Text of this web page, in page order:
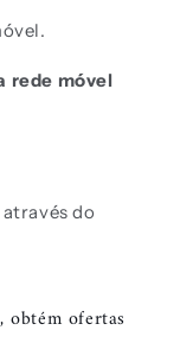
rede móvel
do
obtém ofertas